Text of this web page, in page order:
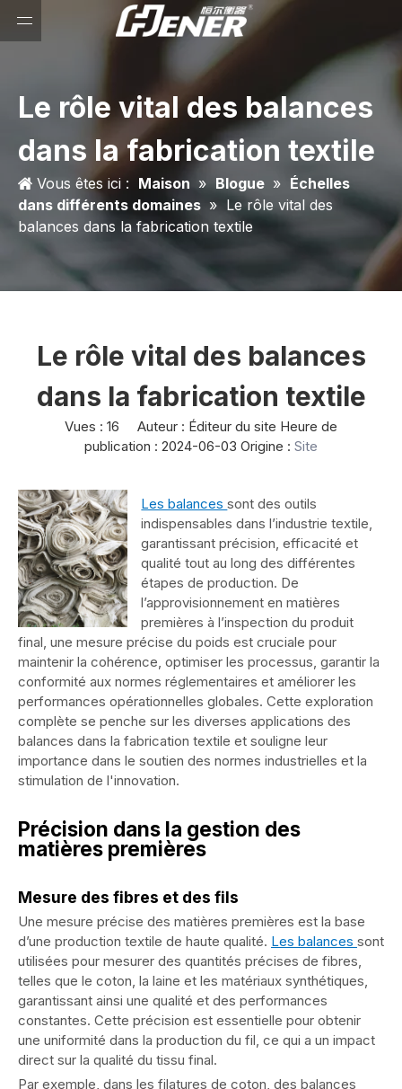
Le rôle vital des balances
dans la fabrication textile
Vous êtes ici : Maison » Blogue » Échelles
dans différents domaines » Le rôle vital des
balances dans la fabrication textile
Le rôle vital des balances
dans la fabrication textile
Vues : 16 Auteur : Éditeur du site Heure de
publication : 2024-06-03 Origine : Site
Les balancessont des outils
indispensables dans l’industrie textile,
garantissant précision, efficacité et
qualité tout au long des différentes
étapes de production. De
l’approvisionnement en matières
premières à l’inspection du produit
final, une mesure précise du poids est cruciale pour
maintenir la cohérence, optimiser les processus, garantir la
conformité aux normes réglementaires et améliorer les
performances opérationnelles globales. Cette exploration
complète se penche sur les diverses applications des
balances dans la fabrication textile et souligne leur
importance dans le soutien des normes industrielles et la
stimulation de l'innovation.
Précision dans la gestion des
matières premières
Mesure des fibres et des fils
Une mesure précise des matières premières est la base
d’une production textile de haute qualité. Les balances sont
utilisées pour mesurer des quantités précises de fibres,
telles que le coton, la laine et les matériaux synthétiques,
garantissant ainsi une qualité et des performances
constantes. Cette précision est essentielle pour obtenir
une uniformité dans la production du fil, ce qui a un impact
direct sur la qualité du tissu final.
Par exemple, dans les filatures de coton, des balances